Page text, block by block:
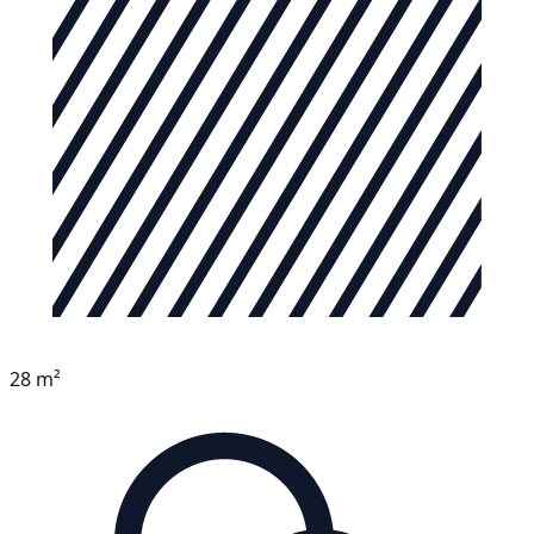
28 m²